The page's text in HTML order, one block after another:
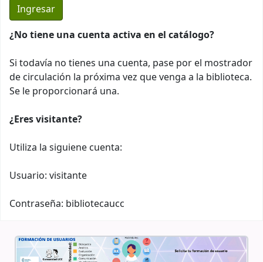
¿No tiene una cuenta activa en el catálogo?
Si todavía no tienes una cuenta, pase por el mostrador
de circulación la próxima vez que venga a la biblioteca.
Se le proporcionará una.
¿Eres visitante?
Utiliza la siguiene cuenta:
Usuario: visitante
Contraseña: bibliotecaucc